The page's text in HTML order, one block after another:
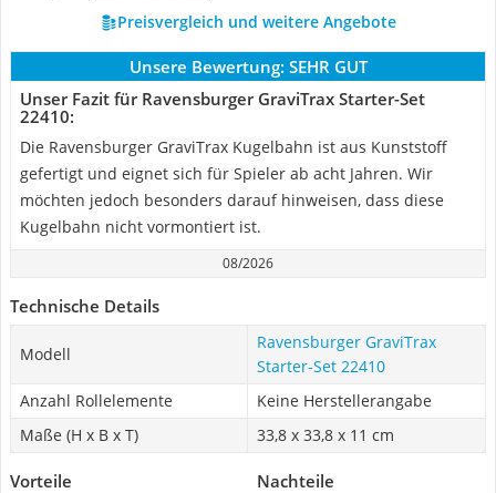
Preisvergleich und weitere Angebote
Unsere Bewertung: SEHR GUT
Unser Fazit für Ravensburger GraviTrax Starter-Set
22410:
Die Ravensburger GraviTrax Kugelbahn ist aus Kunststoff
gefertigt und eignet sich für Spieler ab acht Jahren. Wir
möchten jedoch besonders darauf hinweisen, dass diese
Kugelbahn nicht vormontiert ist.
08/2026
Technische Details
Modell
Ravensburger GraviTrax
Starter-Set 22410
Anzahl Rollelemente
Keine Herstellerangabe
Maße (H x B x T)
33,8 x 33,8 x 11 cm
Vorteile Nachteile